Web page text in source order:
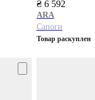
₴ 6 592
ARA
Сапоги
Товар раскуплен